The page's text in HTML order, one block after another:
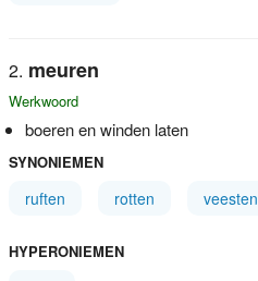
meuren
Werkwoord
boeren en winden laten
SYNONIEMEN
ruften rotten veesten
HYPERONIEMEN